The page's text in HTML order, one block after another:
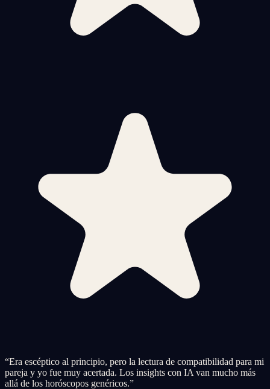
“Era escéptico al principio, pero la lectura de compatibilidad para mi
pareja y yo fue muy acertada. Los insights con IA van mucho más
allá de los horóscopos genéricos.”